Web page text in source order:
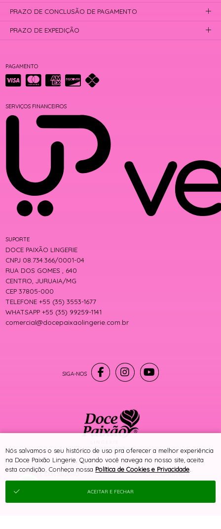
PAGAMENTO
SERVIÇOS FINANCEIROS
SITE 100% SEGURO PLATAFORMA B2B
SUPORTE
DOCE PAIXÃO LINGERIE
CNPJ 08.734.366/0001-04
RUA DOS GOMES , 640
CENTRO, JURUAIA/MG
CEP 37805-000
TELEFONE +55 (35) 3553-1677
WHATSAPP +55 (35) 99259-1141
comercial@docepaixaolingerie.com.br
PRAZO DE CONCLUSÃO DE PAGAMENTO
PRAZO DE EXPEDIÇÃO
® TODOS DIREITOS RESERVADOS
Nós salvamos o seu histórico de uso pra oferecer a melhor experiência
na Doce Paixão Lingerie. Quando você navega no nosso site, aceita
esta condição. Conheça nossa Política de Cookies e Privacidade
ACEITAR E FECHAR